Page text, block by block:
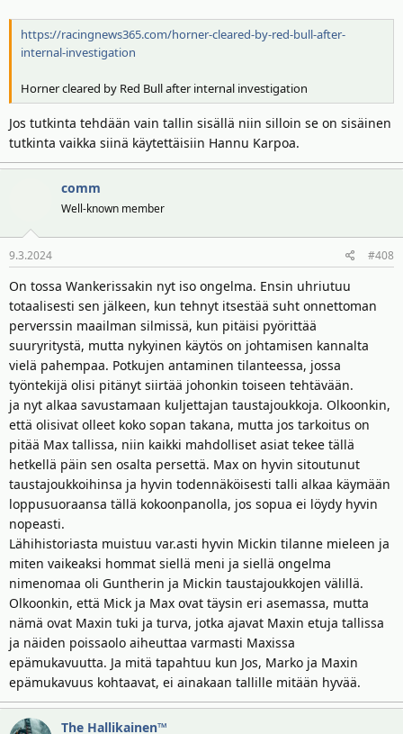
kuvio enkä ole sen kummemmin kenenkään "bandwagonissa."
Kasva aikuseksi.
https://racingnews365.com/horner-cleared-by-red-bull-after-
internal-investigation
Horner cleared by Red Bull after internal investigation
Jos tutkinta tehdään vain tallin sisällä niin silloin se on sisäinen
tutkinta vaikka siinä käytettäisiin Hannu Karpoa.
comm
Well-known member
9.3.2024 #408
On tossa Wankerissakin nyt iso ongelma. Ensin uhriutuu
totaalisesti sen jälkeen, kun tehnyt itsestää suht onnettoman
perverssin maailman silmissä, kun pitäisi pyörittää
suuryritystä, mutta nykyinen käytös on johtamisen kannalta
vielä pahempaa. Potkujen antaminen tilanteessa, jossa
työntekijä olisi pitänyt siirtää johonkin toiseen tehtävään.
ja nyt alkaa savustamaan kuljettajan taustajoukkoja. Olkoonkin,
että olisivat olleet koko sopan takana, mutta jos tarkoitus on
pitää Max tallissa, niin kaikki mahdolliset asiat tekee tällä
hetkellä päin sen osalta persettä. Max on hyvin sitoutunut
taustajoukkoihinsa ja hyvin todennäköisesti talli alkaa käymään
loppusuoraansa tällä kokoonpanolla, jos sopua ei löydy hyvin
nopeasti.
Lähihistoriasta muistuu var.asti hyvin Mickin tilanne mieleen ja
miten vaikeaksi hommat siellä meni ja siellä ongelma
nimenomaa oli Guntherin ja Mickin taustajoukkojen välillä.
Olkoonkin, että Mick ja Max ovat täysin eri asemassa, mutta
nämä ovat Maxin tuki ja turva, jotka ajavat Maxin etuja tallissa
ja näiden poissaolo aiheuttaa varmasti Maxissa
epämukavuutta. Ja mitä tapahtuu kun Jos, Marko ja Maxin
epämukavuus kohtaavat, ei ainakaan tallille mitään hyvää.
The Hallikainen™